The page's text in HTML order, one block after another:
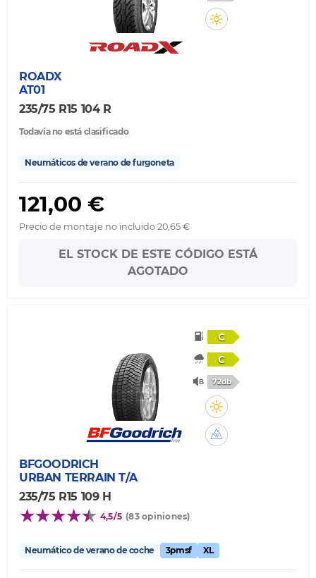
ROADX
AT01
235/75 R15 104 R
Todavía no está clasificado
Neumáticos de verano de furgoneta
121,00 €
Precio de montaje no incluido 20,65 €
EL STOCK DE ESTE CÓDIGO ESTÁ
AGOTADO
C
C
72db
BFGOODRICH
URBAN TERRAIN T/A
235/75 R15 109 H
4,5/5 (83 opiniones)
Neumático de verano de coche 3pmsf XL